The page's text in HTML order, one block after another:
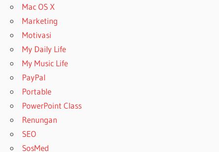
Mac OS X
Marketing
Motivasi
My Daily Life
My Music Life
PayPal
Portable
PowerPoint Class
Renungan
SEO
SosMed